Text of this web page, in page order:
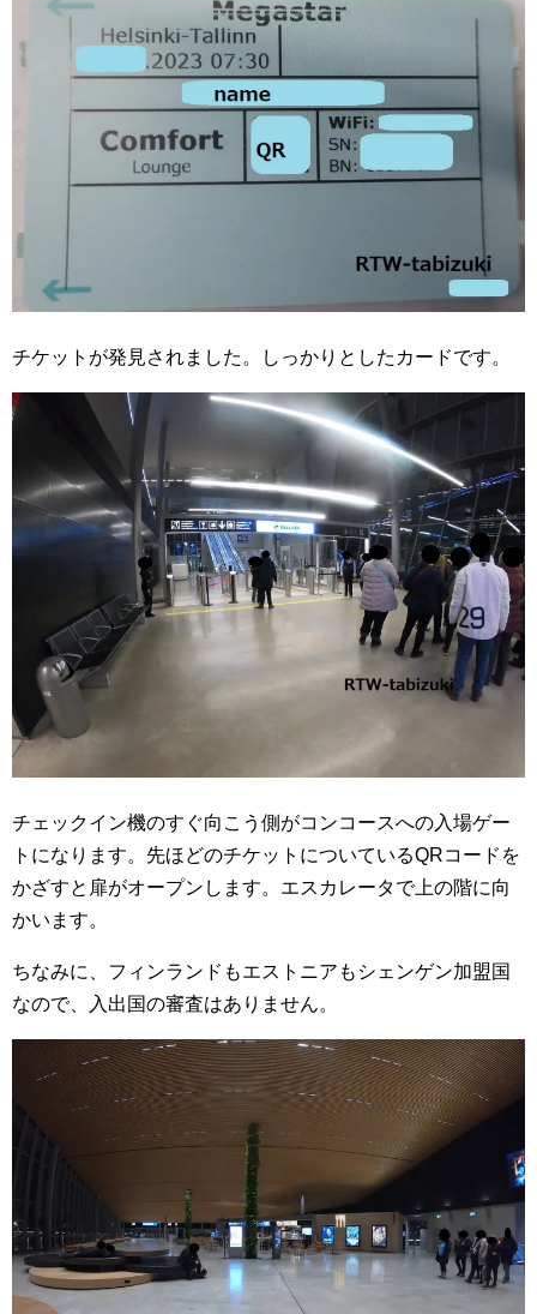
チケットが発見されました。しっかりとしたカードです。
チェックイン機のすぐ向こう側がコンコースへの入場ゲー
トになります。先ほどのチケットについているQRコードを
かざすと扉がオープンします。エスカレータで上の階に向
かいます。
ちなみに、フィンランドもエストニアもシェンゲン加盟国
なので、入出国の審査はありません。